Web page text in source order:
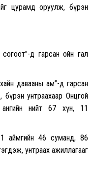
цурамд оруулж, бүрэн
д гарсан ойн гал
давааны ам”-д гарсан
унтраахаар Онцгой
ангийн нийт 67 хүн, 11
аймгийн 46 суманд, 86
унтраах ажиллагааг